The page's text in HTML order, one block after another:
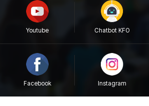
물류관리사
Youtube Chatbot KFO
Facebook Instagram